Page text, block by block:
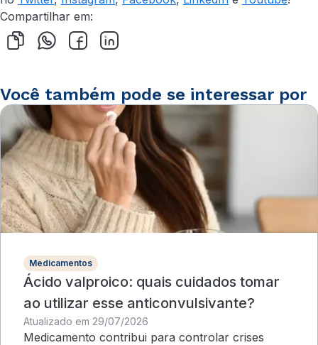
Compartilhar em:
Você também pode se interessar por
Medicamentos
Ácido valproico: quais cuidados tomar
ao utilizar esse anticonvulsivante?
Atualizado em 29/07/2026
Medicamento contribui para controlar crises